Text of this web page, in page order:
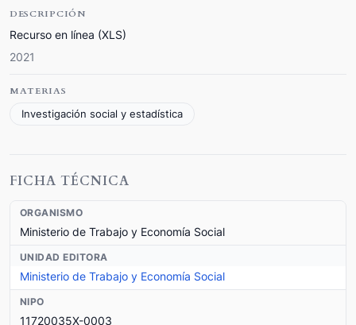
DESCRIPCIÓN
Recurso en línea (XLS)
2021
MATERIAS
Investigación social y estadística
FICHA TÉCNICA
ORGANISMO
Ministerio de Trabajo y Economía Social
UNIDAD EDITORA
Ministerio de Trabajo y Economía Social
NIPO
11720035X-0003